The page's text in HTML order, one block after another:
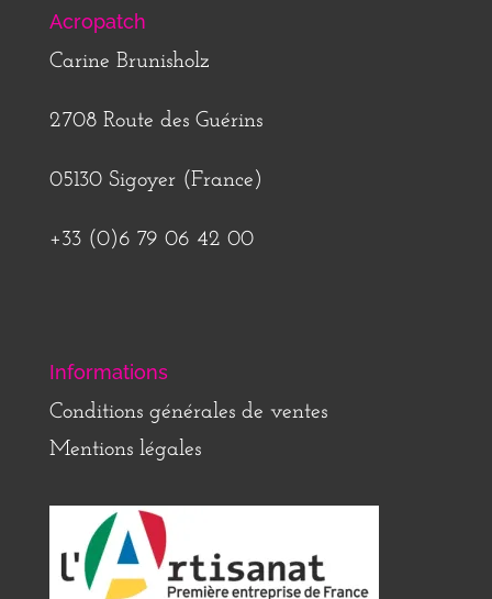
Acropatch
Carine Brunisholz
2708 Route des Guérins
05130 Sigoyer (France)
+33 (0)6 79 06 42 00
Informations
Conditions générales de ventes
Mentions légales